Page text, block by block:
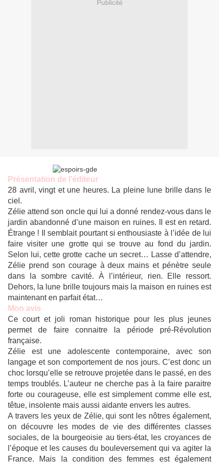
Publicité
Présentation de l’éditeur
28 avril, vingt et une heures. La pleine lune brille dans le
ciel.
Zélie attend son oncle qui lui a donné rendez-vous dans le
jardin abandonné d’une maison en ruines. Il est en retard.
Étrange ! Il semblait pourtant si enthousiaste à l’idée de lui
faire visiter une grotte qui se trouve au fond du jardin.
Selon lui, cette grotte cache un secret… Lasse d’attendre,
Zélie prend son courage à deux mains et pénètre seule
dans la sombre cavité. À l’intérieur, rien. Elle ressort.
Dehors, la lune brille toujours mais la maison en ruines est
maintenant en parfait état…
Mon avis
Ce court et joli roman historique pour les plus jeunes
permet de faire connaitre la période pré-Révolution
française.
Zélie est une adolescente contemporaine, avec son
langage et son comportement de nos jours. C’est donc un
choc lorsqu’elle se retrouve projetée dans le passé, en des
temps troublés. L’auteur ne cherche pas à la faire paraitre
forte ou courageuse, elle est simplement comme elle est,
têtue, insolente mais aussi aidante envers les autres.
A travers les yeux de Zélie, qui sont les nôtres également,
on découvre les modes de vie des différentes classes
sociales, de la bourgeoisie au tiers-état, les croyances de
l’époque et les causes du bouleversement qui va agiter la
France. Mais la condition des femmes est également